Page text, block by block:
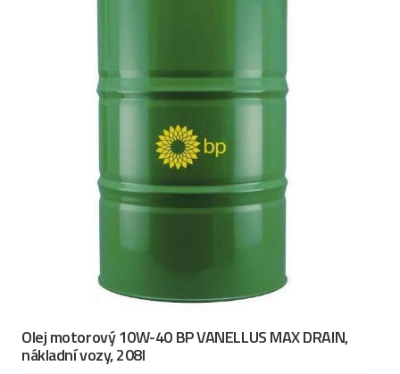
Olej motorový 10W-40 BP VANELLUS MAX DRAIN,
nákladní vozy, 208l